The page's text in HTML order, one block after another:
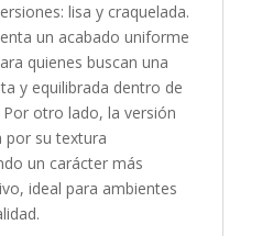
lisa y craquelada.
un acabado uniforme
quienes buscan una
y equilibrada dentro de
otro lado, la versión
por su textura
un carácter más
ideal para ambientes